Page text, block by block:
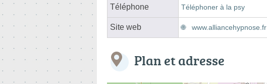
Téléphone Téléphoner à la psy
Site web www.alliancehypnose.fr
Plan et adresse